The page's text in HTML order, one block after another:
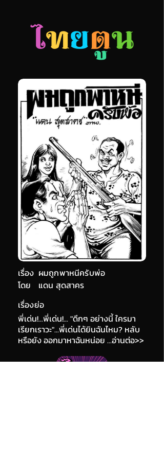
เรื่อง ผมถูกพาหนีครับพ่อ
แดน สุดสาคร
โดย
เรื่องย่อ
พี่เด่น!...พี่เด่น!... "ดึกๆ อย่างนี้ ใครมา
เรียกเราวะ"...พี่เด่นได้ยินฉันไหม? หลับ
หรือยัง ออกมาหาฉันหน่อย ...อ่านต่อ>>